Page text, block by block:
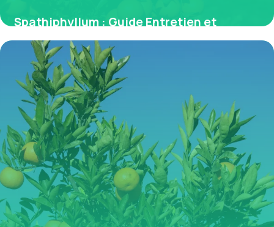
Spathiphyllum : Guide Entretien et
Bienfaits Air
30 juin 2026